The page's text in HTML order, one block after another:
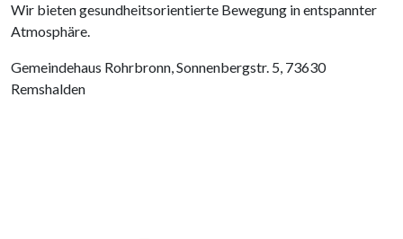
Wir bieten gesundheitsorientierte Bewegung in entspannter
Atmosphäre.
Gemeindehaus Rohrbronn, Sonnenbergstr. 5, 73630
Remshalden